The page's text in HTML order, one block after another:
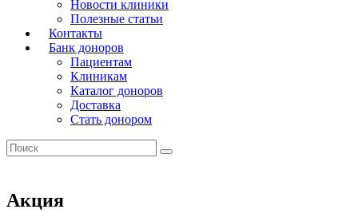
Новости клиники
Полезные статьи
Контакты
Банк доноров
Пациентам
Клиникам
Каталог доноров
Доставка
Стать донором
Акция